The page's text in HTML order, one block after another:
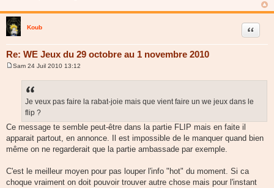
Koub
Re: WE Jeux du 29 octobre au 1 novembre 2010
Citer
Sam 24 Juil 2010 13:12
Je veux pas faire la rabat-joie mais que vient faire un we jeux dans le
flip ?
Ce message te semble peut-être dans la partie FLIP mais en faite il
apparait partout, en annonce. Il est impossible de le manquer quand bien
même on ne regarderait que la partie ambassade par exemple.
C'est le meilleur moyen pour pas louper l'info "hot" du moment. Si ca
choque vraiment on doit pouvoir trouver autre chose mais pour l'instant